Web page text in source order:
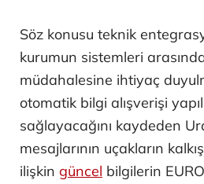
Söz konusu teknik
kurumun sistemleri
müdahalesine ihtiyaç
otomatik bilgi alışverişi
sağlayacağını kaydeden
mesajlarının uçakların
ilişkin güncel bilgilerin